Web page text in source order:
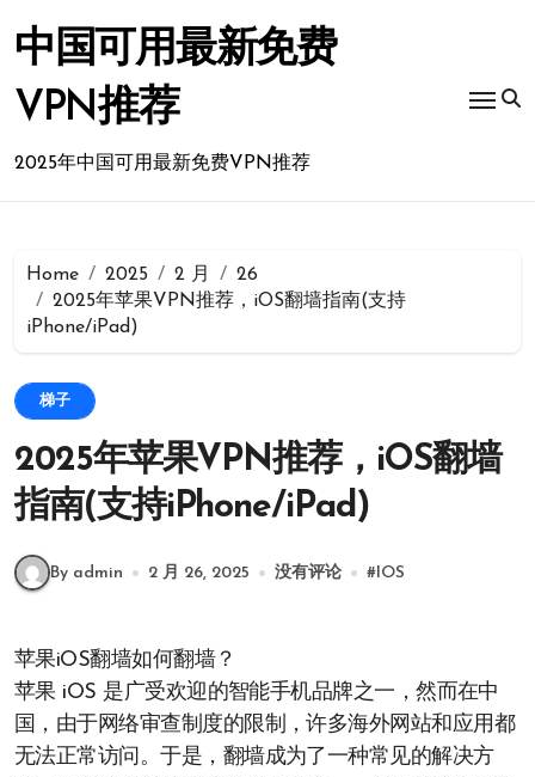
to
content
中国可用最新免费
VPN推荐
2025年中国可用最新免费VPN推荐
Home 2025 2 月
26
2025年苹果VPN推荐，iOS翻墙指南(支持
iPhone/iPad)
梯子
2025年苹果VPN推荐，iOS翻墙
指南(支持iPhone/iPad)
By admin 2 月 26, 2025 没有评论 # IOS
苹果iOS翻墙如何翻墙？
苹果 iOS 是广受欢迎的智能手机品牌之一，然而在中
国，由于网络审查制度的限制，许多海外网站和应用都
无法正常访问。于是，翻墙成为了一种常见的解决方